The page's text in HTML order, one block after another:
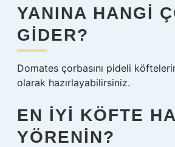
YANINA HANGI
GIDER?
Domates çorbasını pideli
olarak hazırlayabilirsiniz.
EN IYI KÖFTE
YÖRENIN?